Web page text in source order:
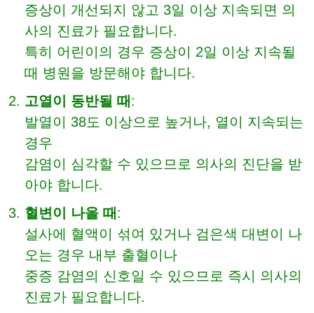
증상이 개선되지 않고 3일 이상 지속되면 의
사의 진료가 필요합니다.
특히 어린이의 경우 증상이 2일 이상 지속될
때 병원을 방문해야 합니다.
고열이 동반될 때 :
발열이 38도 이상으로 높거나, 열이 지속되는
경우
감염이 심각할 수 있으므로 의사의 진단을 받
아야 합니다.
혈변이 나올 때 :
설사에 혈액이 섞여 있거나 검은색 대변이 나
오는 경우 내부 출혈이나
중증 감염의 신호일 수 있으므로 즉시 의사의
진료가 필요합니다.